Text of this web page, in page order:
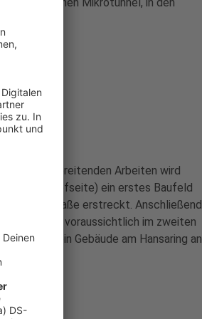
die vorbereitenden Arbeiten wird
(Bahnhofseite) ein erstes Baufeld
Bremer Straße erstreckt. Anschließend
wird voraussichtlich im zweiten
um ein Gebäude am Hansaring an